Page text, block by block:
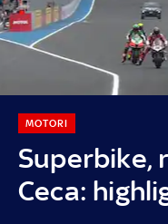
Superbike,
Ceca:
MOTORI